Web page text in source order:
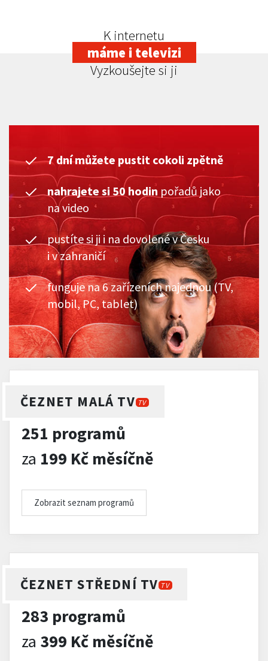
K internetu
máme i televizi
Vyzkoušejte si ji
7 dní můžete pustit cokoli zpětně
nahrajete si 50 hodin pořadů jako
na video
pustíte si ji i na dovolené v Česku
i v zahraničí
funguje na 6 zařízeních najednou (TV,
mobil, PC, tablet)
ČEZNET MALÁ TV TV
251 programů
za 199 Kč měsíčně
Zobrazit seznam programů
ČEZNET STŘEDNÍ TV TV
283 programů
za 399 Kč měsíčně